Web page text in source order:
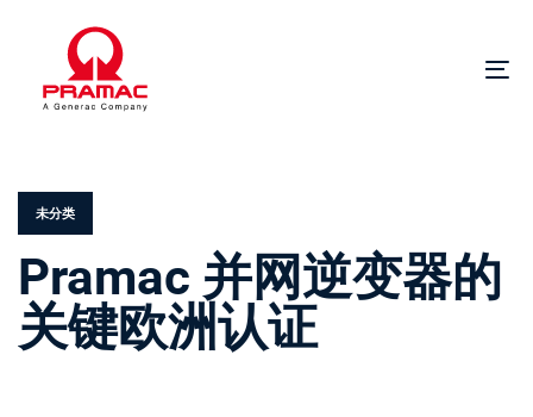
切
于：
未分类
Pramac 并网逆变器的
关键欧洲认证